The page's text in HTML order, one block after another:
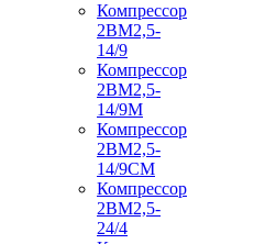
Компрессор
2ВМ2,5-
14/9
Компрессор
2ВМ2,5-
14/9М
Компрессор
2ВМ2,5-
14/9СМ
Компрессор
2ВМ2,5-
24/4